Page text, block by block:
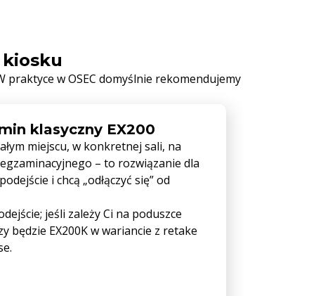
kiosku
praktyce w OSEC domyślnie rekomendujemy
klasyczny EX200
miejscu, w konkretnej sali, na
– to rozwiązanie dla
i chcą „odłączyć się” od
jeśli zależy Ci na poduszce
będzie EX200K w wariancie z retake